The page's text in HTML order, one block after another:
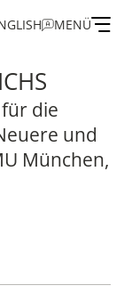
MENÜ
die
und
München,